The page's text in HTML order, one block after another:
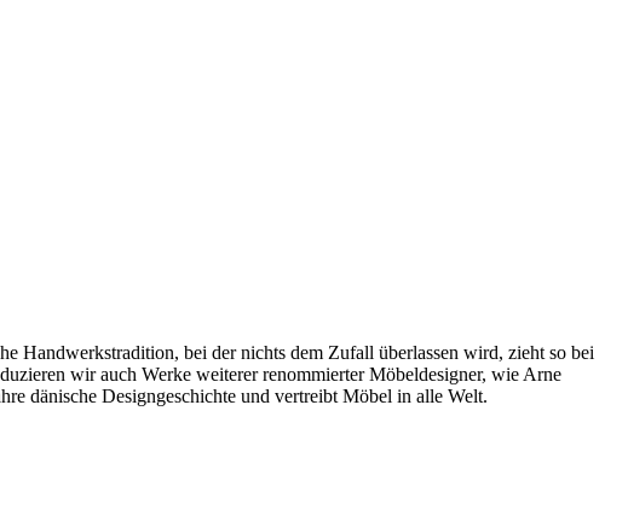
Handwerkstradition, bei der nichts dem Zufall überlassen wird, zieht so bei
wir auch Werke weiterer renommierter Möbeldesigner, wie Arne
dänische Designgeschichte und vertreibt Möbel in alle Welt.